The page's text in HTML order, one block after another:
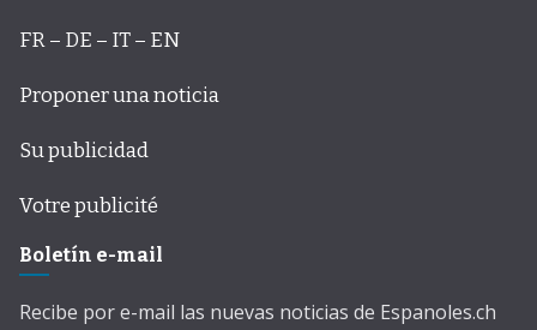
FR – DE – IT – EN
Proponer una noticia
Su publicidad
Votre publicité
Boletín e-mail
Recibe por e-mail las nuevas noticias de Espanoles.ch